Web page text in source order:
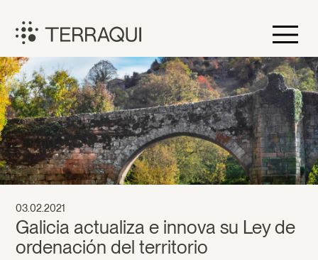
contenido
Terraqui
Galicia actualiza e innova su Ley de
ordenación del territorio
03.02.2021